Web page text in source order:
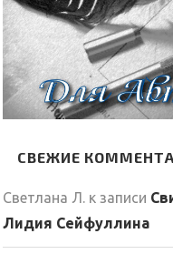
СВЕЖИЕ
Светлана Л. к записи
Лидия Сейфуллина